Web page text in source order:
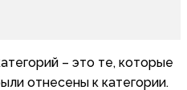
– это те, которые
отнесены к категории.